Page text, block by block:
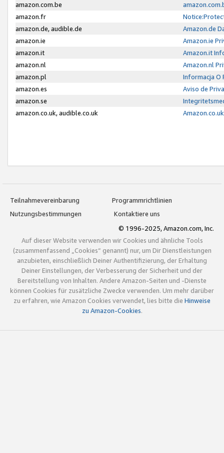
amazon.com.be
amazon.fr
amazon.de, audible.de
Amazon.de
amazon.ie
Amazon.ie
amazon.it
Amazon.it
amazon.nl
Amazon.nl
amazon.pl
Informacja O
amazon.es
Aviso de
amazon.se
amazon.co.uk, audible.co.uk
Teilnahmevereinbarung
Programmrichtlinien
Nutzungsbestimmungen
Kontaktiere uns
© 1996-2025, Amazon.com, Inc.
Auf dieser Website verwenden wir Cookies und ähnliche Tools
(zusammenfassend „Cookies“ genannt) nur, um Dir Dienstleistungen
anzubieten, einschließlich Deiner Authentifizierung, der Erhaltung
Deiner Einstellungen, der Verbesserung der Sicherheit und der
Bereitstellung von Inhalten. Andere Amazon-Seiten und -Dienste
können Cookies für zusätzliche Zwecke verwenden. Um mehr darüber
zu erfahren, wie Amazon Cookies verwendet, lies bitte die Hinweise
zu Amazon-Cookies.